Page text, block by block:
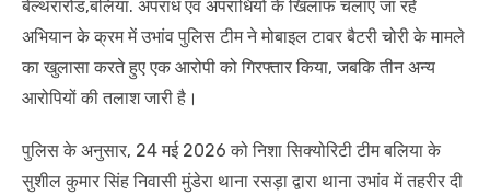
बेल्थरारोड,बलिया. अपराध एवं अपराधियों के खिलाफ चलाए जा रहे
अभियान के क्रम में उभांव पुलिस टीम ने मोबाइल टावर बैटरी चोरी के मामले
का खुलासा करते हुए एक आरोपी को गिरफ्तार किया, जबकि तीन अन्य
आरोपियों की तलाश जारी है।
पुलिस के अनुसार, 24 मई 2026 को निशा सिक्योरिटी टीम बलिया के
सुशील कुमार सिंह निवासी मुंडेरा थाना रसड़ा द्वारा थाना उभांव में तहरीर दी